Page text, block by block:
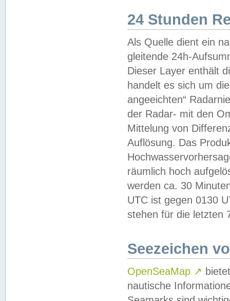
24 Stunden
Als Quelle dient ein
gleitende 24h-
Dieser Layer enthält
handelt es sich um
angeeichten“
der Radar- mit den
Mittelung von
Auflösung. Das
räumlich hoch
werden ca. 30
UTC ist gegen 0130
stehen für die letzten
Seezeichen
OpenSeaMap ↗
nautische